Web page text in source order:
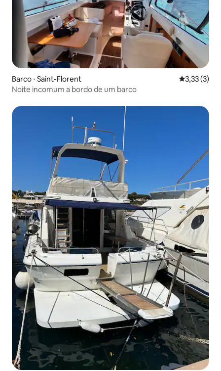
Barco ⋅ Saint-Florent 3,33 de
3,33 (3)
Noite incomum a bordo de um barco